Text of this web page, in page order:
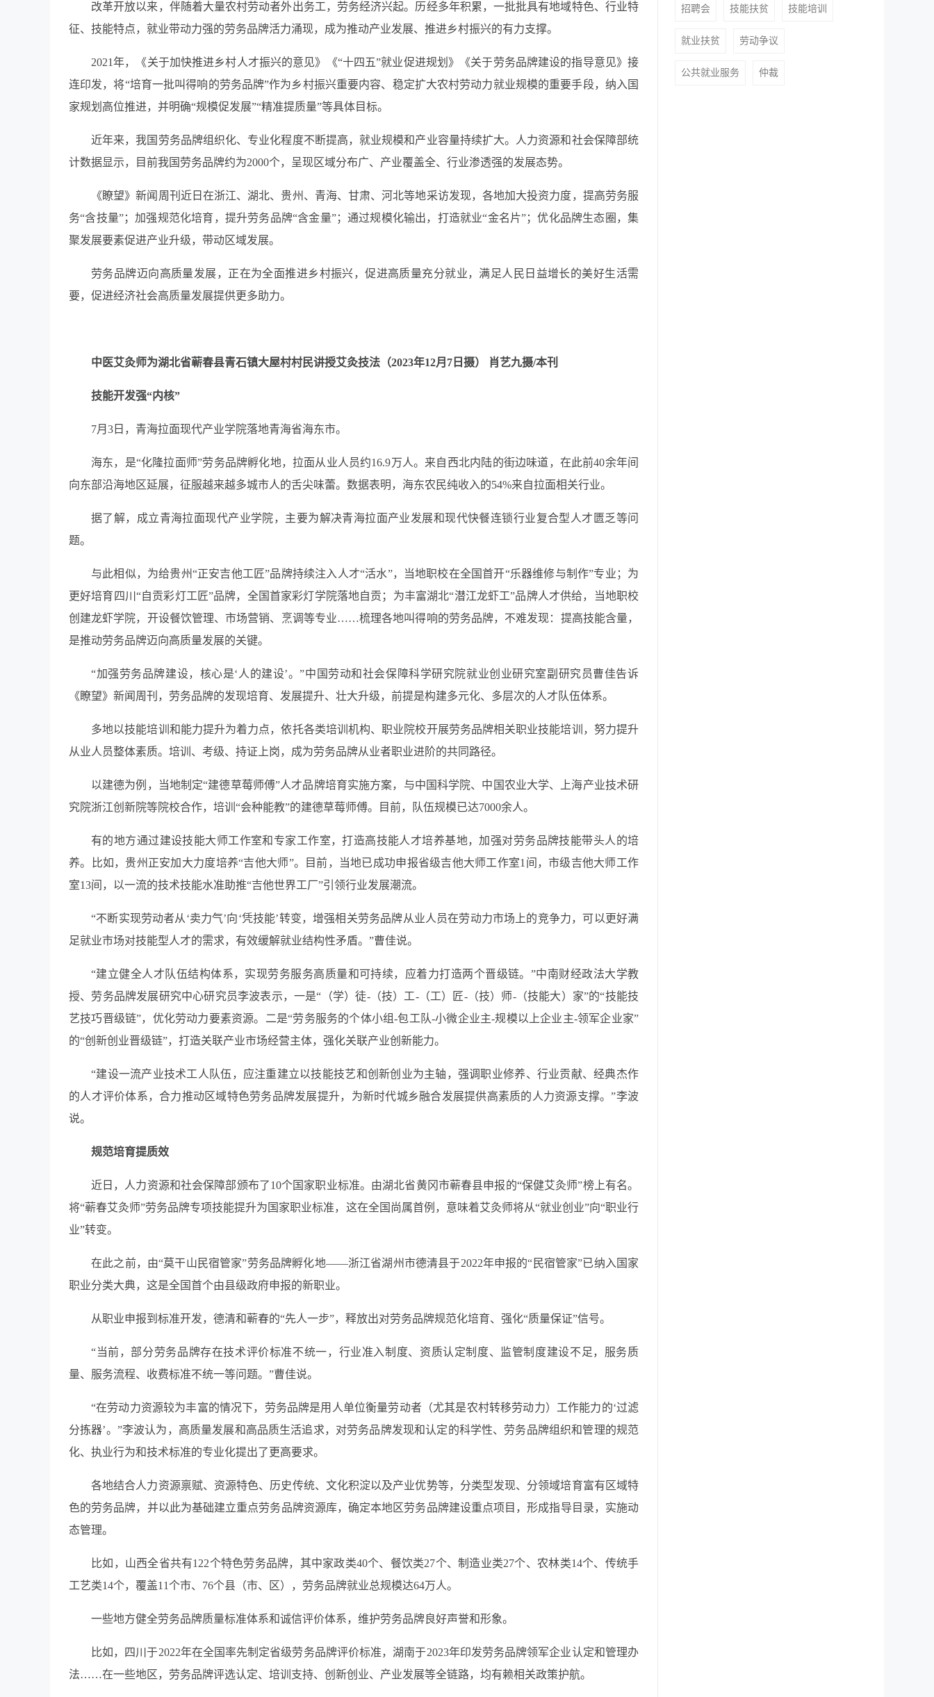
改革开放以来，伴随着大量农村劳动者外出务工，劳务经济兴起。历经多年积累，一批批具有地域特色、行业特
征、技能特点，就业带动力强的劳务品牌活力涌现，成为推动产业发展、推进乡村振兴的有力支撑。
2021年，《关于加快推进乡村人才振兴的意见》《“十四五”就业促进规划》《关于劳务品牌建设的指导意见》接
连印发，将“培育一批叫得响的劳务品牌”作为乡村振兴重要内容、稳定扩大农村劳动力就业规模的重要手段，纳入国
家规划高位推进，并明确“规模促发展”“精准提质量”等具体目标。
近年来，我国劳务品牌组织化、专业化程度不断提高，就业规模和产业容量持续扩大。人力资源和社会保障部统
计数据显示，目前我国劳务品牌约为2000个，呈现区域分布广、产业覆盖全、行业渗透强的发展态势。
《瞭望》新闻周刊近日在浙江、湖北、贵州、青海、甘肃、河北等地采访发现，各地加大投资力度，提高劳务服
务“含技量”；加强规范化培育，提升劳务品牌“含金量”；通过规模化输出，打造就业“金名片”；优化品牌生态圈，集
聚发展要素促进产业升级，带动区域发展。
劳务品牌迈向高质量发展，正在为全面推进乡村振兴，促进高质量充分就业，满足人民日益增长的美好生活需
要，促进经济社会高质量发展提供更多助力。
中医艾灸师为湖北省蕲春县青石镇大屋村村民讲授艾灸技法（2023年12月7日摄） 肖艺九摄/本刊
技能开发强“内核”
7月 3 日，青海拉面现代产业学院落地青海省海东市。
海东，是“化隆拉面师”劳务品牌孵化地，拉面从业人员约16.9万人。来自西北内陆的街边味道，在此前40余年间
向东部沿海地区延展，征服越来越多城市人的舌尖味蕾。数据表明，海东农民纯收入的54%来自拉面相关行业。
据了解，成立青海拉面现代产业学院，主要为解决青海拉面产业发展和现代快餐连锁行业复合型人才匮乏等问
题。
与此相似，为给贵州“正安吉他工匠”品牌持续注入人才“活水”，当地职校在全国首开“乐器维修与制作”专业；为
更好培育四川 “自贡彩灯工匠”品牌，全国首家彩灯学院落地自贡；为丰富湖北“潜江龙虾工”品牌人才供给，当地职校
创建龙虾学院，开设餐饮管理、市场营销、烹调等专业……梳理各地叫得响的劳务品牌，不难发现：提高技能含量，
是推动劳务品牌迈向高质量发展的关键。
“加强劳务品牌建设，核心是‘ 人的建设’。”中国劳动和社会保障科学研究院就业创业研究室副研究员曹佳告诉
《瞭望》新闻周刊，劳务品牌的发现培育、发展提升、壮大升级，前提是构建多元化、多层次的人才队伍体系。
多地以技能培训和能力提升为着力点，依托各类培训机构、职业院校开展劳务品牌相关职业技能培训，努力提升
从业人员整体素质。培训、考级、持证上岗，成为劳务品牌从业者职业进阶的共同路径。
以建德为例，当地制定“建德草莓师傅”人才品牌培育实施方案，与中国科学院、中国农业大学、上海产业技术研
究院浙江创新院等院校合作，培训 “会种能教”的建德草莓师傅。目前，队伍规模已达7000余人。
有的地方通过建设技能大师工作室和专家工作室，打造高技能人才培养基地，加强对劳务品牌技能带头人的培
养。比如，贵州正安加大力度培养“吉他大师”。目前，当地已成功申报省级吉他大师工作室1 间，市级吉他大师工作
室13间，以一流的技术技能水准助推“吉他世界工厂”引领行业发展潮流。
“不断实现劳动者从 ‘卖力气’向‘凭技能’转变，增强相关劳务品牌从业人员在劳动力市场上的竞争力，可以更好满
足就业市场对技能型人才的需求，有效缓解就业结构性矛盾。 ”曹佳说。
“建立健全人才队伍结构体系，实现劳务服务高质量和可持续，应着力打造两个晋级链。 ”中南财经政法大学教
授、劳务品牌发展研究中心研究员李波表示，一是“ （学）徒-（技）工-（工）匠-（技）师-（技能大）家”的“技能技
艺技巧晋级链”，优化劳动力要素资源。二是“劳务服务的个体小组-包工队-小微企业主-规模以上企业主-领军企业家”
的“创新创业晋级链”，打造关联产业市场经营主体，强化关联产业创新能力。
“建设一流产业技术工人队伍，应注重建立以技能技艺和创新创业为主轴，强调职业修养、行业贡献、经典杰作
的人才评价体系，合力推动区域特色劳务品牌发展提升，为新时代城乡融合发展提供高素质的人力资源支撑。”李波
说。
规范培育提质效
近日，人力资源和社会保障部颁布了10个国家职业标准。由湖北省黄冈市蕲春县申报的“保健艾灸师”榜上有名。
将“蕲春艾灸师”劳务品牌专项技能提升为国家职业标准，这在全国尚属首例，意味着艾灸师将从“就业创业”向“职业行
业”转变。
在此之前，由“莫干山民宿管家”劳务品牌孵化地——浙江省湖州市德清县于2022年申报的“ 民宿管家”已纳入国家
职业分类大典，这是全国首个由县级政府申报的新职业。
从职业申报到标准开发，德清和蕲春的“先人一步”，释放出对劳务品牌规范化培育、强化“质量保证”信号。
“当前，部分劳务品牌存在技术评价标准不统一，行业准入制度、资质认定制度、监管制度建设不足，服务质
量、服务流程、收费标准不统一等问题。 ”曹佳说。
“在劳动力资源较为丰富的情况下，劳务品牌是用人单位衡量劳动者（尤其是农村转移劳动力）工作能力的‘过滤
分拣器’。 ”李波认为，高质量发展和高品质生活追求，对劳务品牌发现和认定的科学性、劳务品牌组织和管理的规范
化、执业行为和技术标准的专业化提出了更高要求。
各地结合人力资源禀赋、资源特色、历史传统、文化积淀以及产业优势等，分类型发现、分领域培育富有区域特
色的劳务品牌，并以此为基础建立重点劳务品牌资源库，确定本地区劳务品牌建设重点项目，形成指导目录，实施动
态管理。
比如，山西全省共有122个特色劳务品牌，其中家政类40个、餐饮类27个、制造业类27个、农林类14个、传统手
工艺类14个，覆盖11个市、 76个县（市、区），劳务品牌就业总规模达64万人。
一些地方健全劳务品牌质量标准体系和诚信评价体系，维护劳务品牌良好声誉和形象。
比如，四川于2022年在全国率先制定省级劳务品牌评价标准，湖南于2023年印发劳务品牌领军企业认定和管理办
法……在一些地区，劳务品牌评选认定、培训支持、创新创业、产业发展等全链路，均有赖相关政策护航。
招聘会 技能扶贫 技能培训
就业扶贫 劳动争议
公共就业服务 仲裁